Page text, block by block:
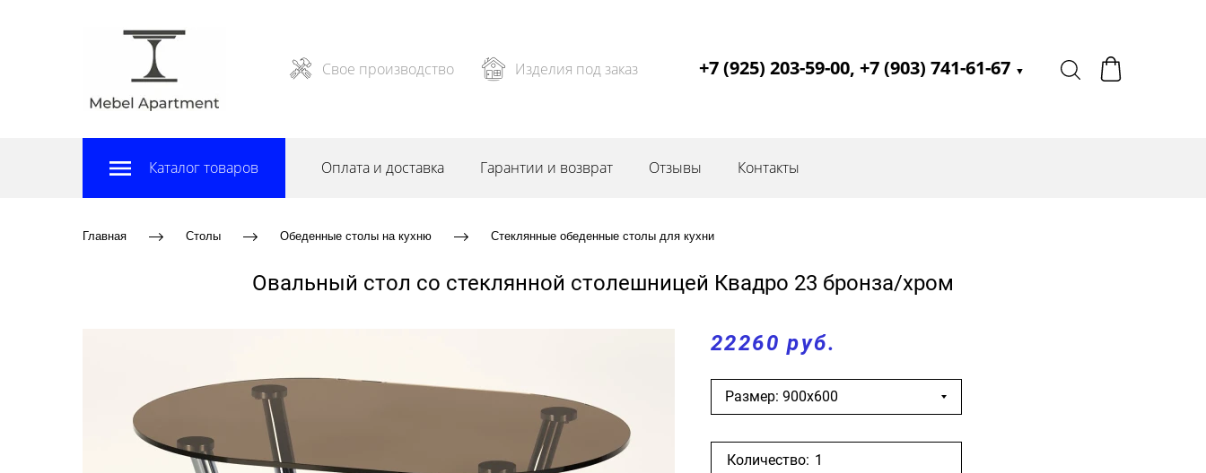
Свое производство Изделия под заказ +7 (925) 203-59-00, +7 (903) 741-61-67 ▼
Каталог товаров Оплата и доставка Гарантии и возврат Отзывы Контакты
Главная Столы Обеденные столы на кухню Стеклянные обеденные столы для кухни
Овальный стол со стеклянной столешницей Квадро 23 бронза/хром
22260 руб.
Размер: 900х600
Количество: